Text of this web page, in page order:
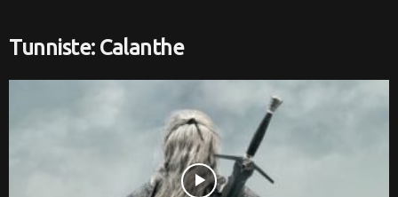
Tunniste: Calanthe